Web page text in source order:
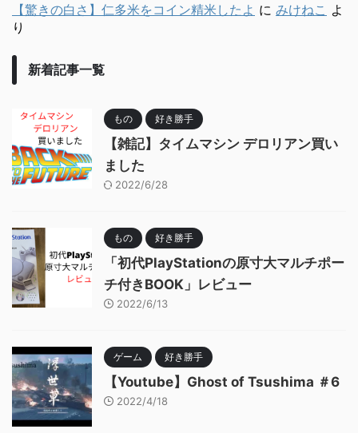
【驚きの白さ】仁多米をコイン精米したよ に みけねこ よ
り
新着記事一覧
もの 好き勝手
【雑記】タイムマシン デロリアン買い
ました
2022/6/28
もの 好き勝手
「初代PlayStationの原寸大マルチポー
チ付きBOOK」レビュー
2022/6/13
ゲーム 好き勝手
【Youtube】Ghost of Tsushima ＃6
2022/4/18